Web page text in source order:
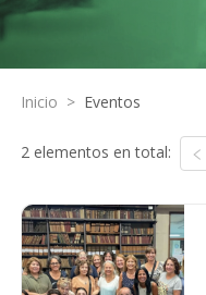
Inicio > Eventos
2 elementos en total: